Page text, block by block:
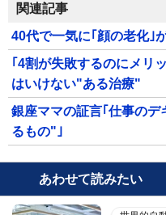
関連記事
40代で一気に｢顔の老化｣
｢4割が失敗するのにメリ
はいけない"ある治療"
銀座ママの証言｢仕事の
るもの"｣
あわせて読みたい